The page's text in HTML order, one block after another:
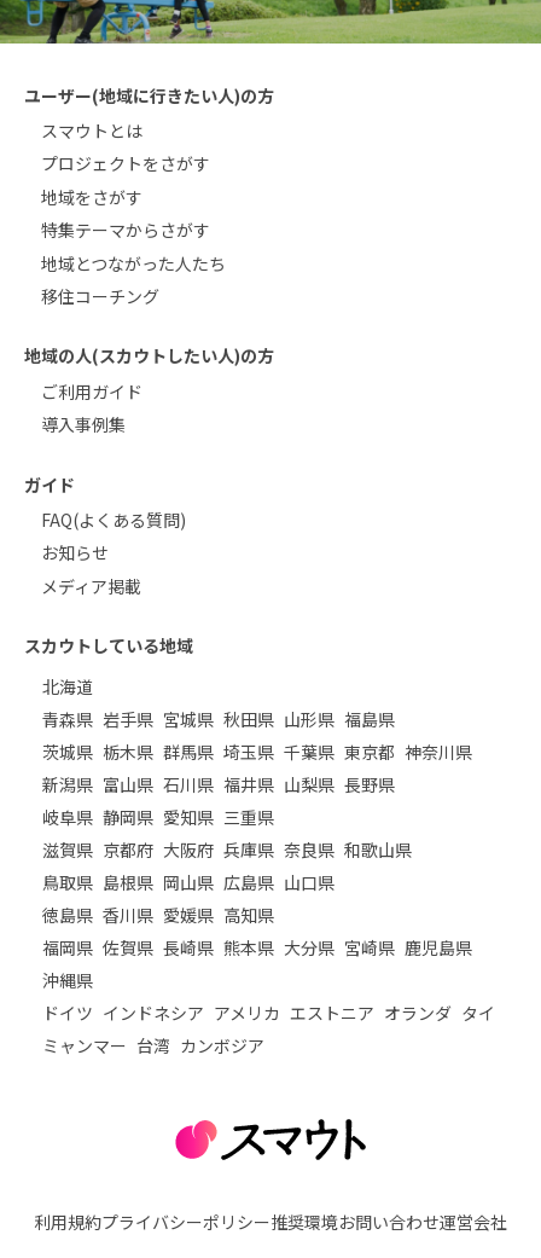
ユーザー(地域に行きたい人)の方
スマウトとは
プロジェクトをさがす
地域をさがす
特集テーマからさがす
地域とつながった人たち
移住コーチング
地域の人(スカウトしたい人)の方
ご利用ガイド
導入事例集
ガイド
FAQ(よくある質問)
お知らせ
メディア掲載
スカウトしている地域
北海道
青森県 岩手県 宮城県 秋田県 山形県 福島県
茨城県 栃木県 群馬県 埼玉県 千葉県 東京都 神奈川県
新潟県 富山県 石川県 福井県 山梨県 長野県
岐阜県 静岡県 愛知県 三重県
滋賀県 京都府 大阪府 兵庫県 奈良県 和歌山県
鳥取県 島根県 岡山県 広島県 山口県
徳島県 香川県 愛媛県 高知県
福岡県 佐賀県 長崎県 熊本県 大分県 宮崎県 鹿児島県
沖縄県
ドイツ インドネシア アメリカ エストニア オランダ タイ
ミャンマー 台湾 カンボジア
利用規約プライバシーポリシー推奨環境お問い合わせ運営会社